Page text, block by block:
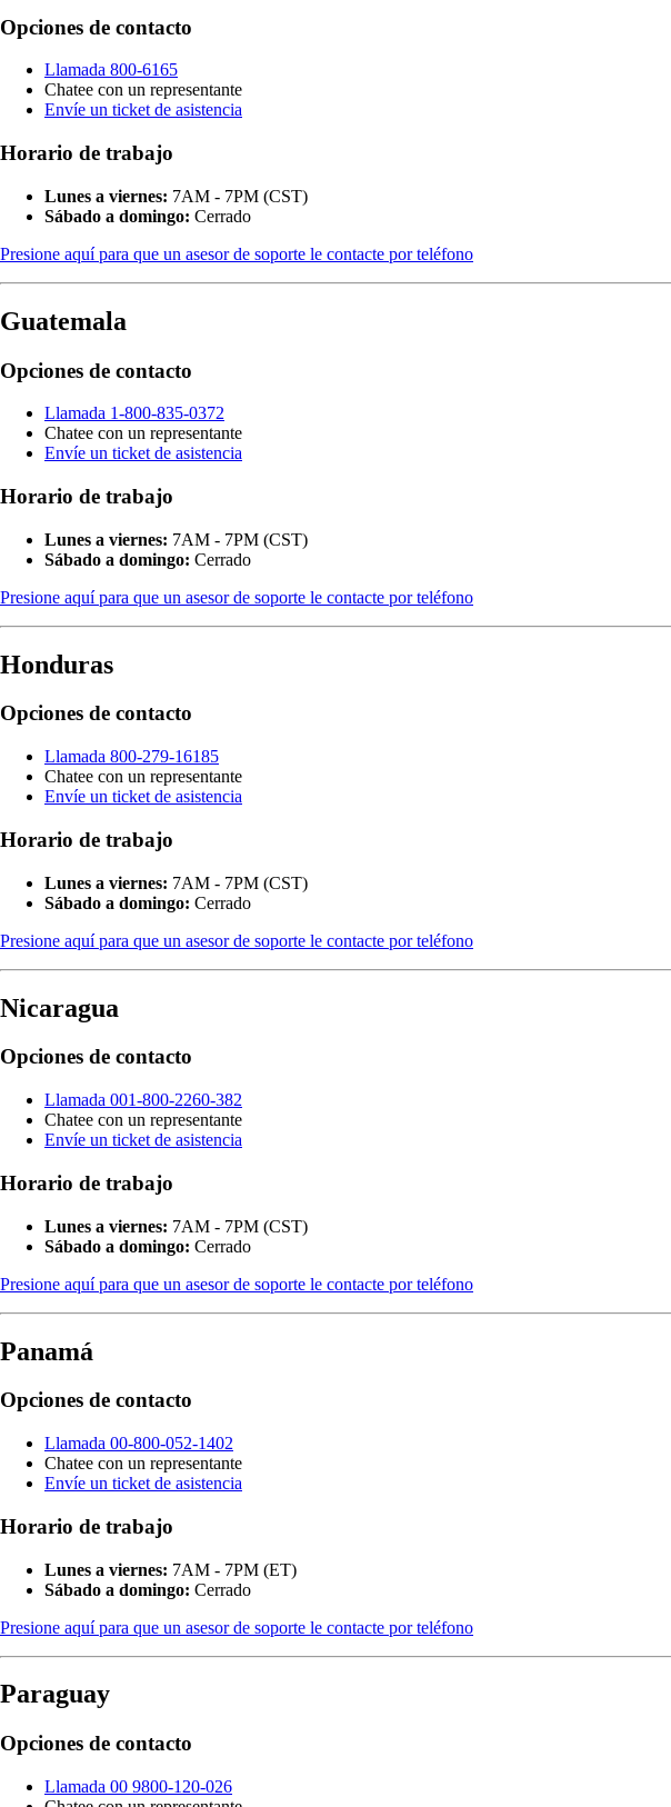
Opciones de contacto
Llamada 800-6165
Chatee con un representante
Envíe un ticket de asistencia
Horario de trabajo
Lunes a viernes: 7AM - 7PM (CST)
Sábado a domingo: Cerrado
Presione aquí para que un asesor de soporte le contacte por teléfono
Guatemala
Opciones de contacto
Llamada 1-800-835-0372
Chatee con un representante
Envíe un ticket de asistencia
Horario de trabajo
Lunes a viernes: 7AM - 7PM (CST)
Sábado a domingo: Cerrado
Presione aquí para que un asesor de soporte le contacte por teléfono
Honduras
Opciones de contacto
Llamada 800-279-16185
Chatee con un representante
Envíe un ticket de asistencia
Horario de trabajo
Lunes a viernes: 7AM - 7PM (CST)
Sábado a domingo: Cerrado
Presione aquí para que un asesor de soporte le contacte por teléfono
Nicaragua
Opciones de contacto
Llamada 001-800-2260-382
Chatee con un representante
Envíe un ticket de asistencia
Horario de trabajo
Lunes a viernes: 7AM - 7PM (CST)
Sábado a domingo: Cerrado
Presione aquí para que un asesor de soporte le contacte por teléfono
Panamá
Opciones de contacto
Llamada 00-800-052-1402
Chatee con un representante
Envíe un ticket de asistencia
Horario de trabajo
Lunes a viernes: 7AM - 7PM (ET)
Sábado a domingo: Cerrado
Presione aquí para que un asesor de soporte le contacte por teléfono
Paraguay
Opciones de contacto
Llamada 00 9800-120-026